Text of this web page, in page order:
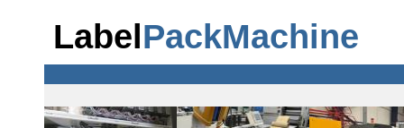
Label PackMachine